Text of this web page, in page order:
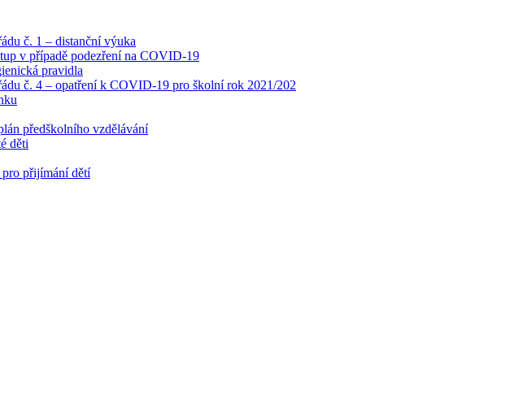
č. 1 – distanční výuka
v případě podezření na COVID-19
pravidla
č. 4 – opatření k COVID-19 pro školní rok 2021/202
předškolního vzdělávání
děti
pro přijímání dětí